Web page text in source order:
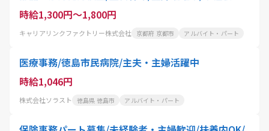
時給1,300円～1,800円
キャリアリンクファクトリー株式会社 京都府 京都市 アルバイト・パート
医療事務/徳島市民病院/主夫・主婦活躍中
時給1,046円
株式会社ソラスト 徳島県 徳島市 アルバイト・パート